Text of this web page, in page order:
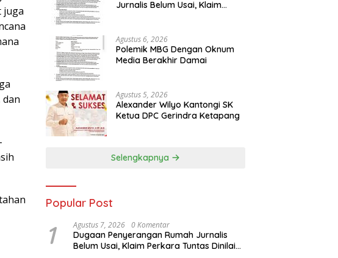
juga
Jurnalis Belum Usai, Klaim
Agustus 6, 2026
Polemik MBG Dengan Oknum
Media Berakhir Damai
Agustus 5, 2026
Alexander Wilyo Kantongi SK
Ketua DPC Gerindra Ketapang
Selengkapnya
Popular Post
1 Agustus 7, 2026 0 Komentar
Dugaan Penyerangan Rumah Jurnalis
Belum Usai, Klaim Perkara Tuntas Dinilai